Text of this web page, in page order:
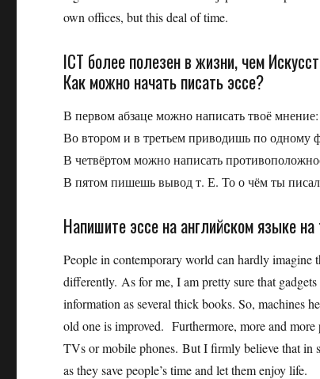
own offices, but this deal of time.
ICT более полезен в жизни, чем
Как можно начать писать эссе?
В первом абзаце можно написать твоё
Во втором и в третьем приводишь по одному
В четвёртом можно написать
В пятом пишешь вывод т. Е. То о чём ты писал
Напишите эссе на английском языке
People in contemporary world can hardly
differently. As for me, I am pretty sure that
information as several thick books. So, machines
old one is improved. Furthermore, more and more
TVs or mobile phones. But I firmly believe that in
as they save people’s time and let them enjoy life.